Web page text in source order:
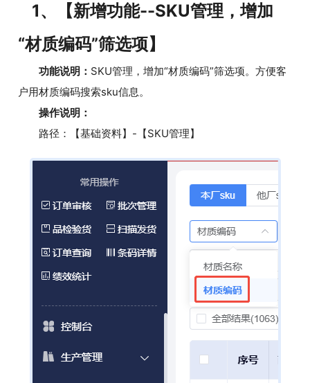
1、【新增功能--SKU管理，增加
“材质编码”筛选项】
功能说明： SKU管理，增加“材质编码”筛选项。方便客
户用材质编码搜索sku信息。
操作说明：
路径：【基础资料】-【SKU管理】